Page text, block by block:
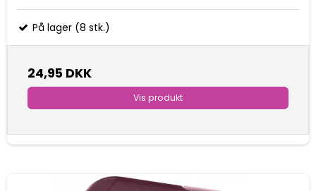
På lager (8 stk.)
24,95 DKK
Vis produkt